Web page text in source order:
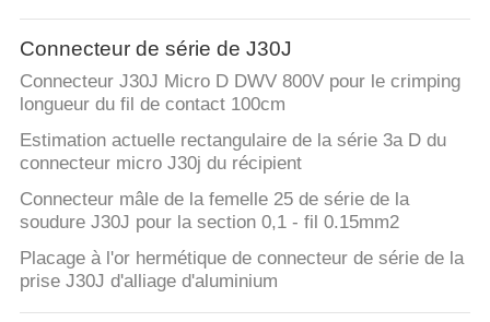
Connecteur de série de J30J
Connecteur J30J Micro D DWV 800V pour le crimping
longueur du fil de contact 100cm
Estimation actuelle rectangulaire de la série 3a D du
connecteur micro J30j du récipient
Connecteur mâle de la femelle 25 de série de la
soudure J30J pour la section 0,1 - fil 0.15mm2
Placage à l'or hermétique de connecteur de série de la
prise J30J d'alliage d'aluminium